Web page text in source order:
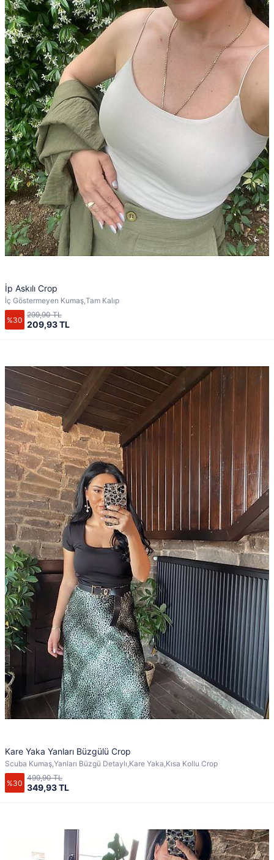
İp Askılı Crop
İç Göstermeyen Kumaş,Tam Kalıp
%30 209,93 TL
299,90 TL
Kare Yaka Yanları Büzgülü Crop
Scuba Kumaş,Yanları Büzgü Detaylı,Kare Yaka,Kısa Kollu Crop
%30 349,93 TL
499,90 TL